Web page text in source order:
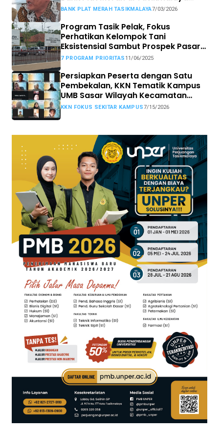
Siap Tempuh Jalur Hukum.
BANK PLAT MERAH TASIKMALAYA7/03/2026
Program Tasik Pelak, Fokus
Perhatikan Kelompok Tani
Eksistensial Sambut Prospek Pasar
MBG
7 PROGRAM PRIORITAS 11/06/2025
Persiapkan Peserta dengan Satu
Pembekalan, KKN Tematik Kampus
UMB Sasar Wilayah Kecamatan
Sekitar Kampus
KKN FOKUS SEKITAR KAMPUS7/15/2026